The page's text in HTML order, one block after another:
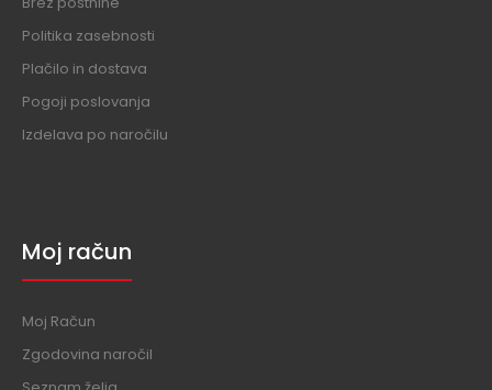
Politika zasebnosti
Plačilo in dostava
Pogoji poslovanja
Izdelava po naročilu
Moj račun
Moj Račun
Zgodovina naročil